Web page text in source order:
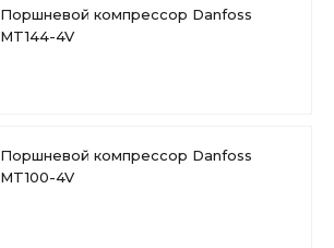
Поршневой компрессор Danfoss
MT144-4V
Поршневой компрессор Danfoss
MT100-4V